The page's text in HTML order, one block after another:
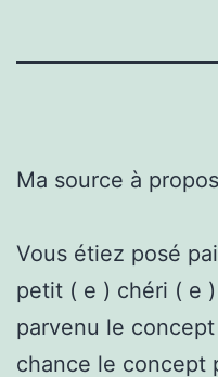
Ma source à
Vous étiez posé
petit ( e ) chéri ( e
parvenu le
chance le concept